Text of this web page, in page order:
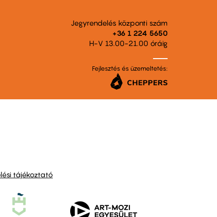
Jegyrendelés központi szám
+36 1 224 5650
H-V 13.00-21.00 óráig
Fejlesztés és üzemeltetés:
tájékoztató